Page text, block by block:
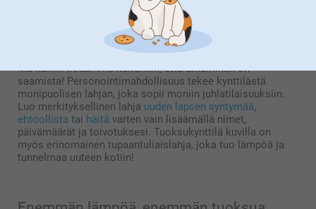
Perfekt stearinlys, perfekt gave til deg selv
og dine nærmeste
Tuoksukynttilä kuvilla voi olla täydellinen lahja itsellesi,
jotta voit hemmotella itseäsi sen ylellisillä ominaisuuksilla.
Me kaikki tiedämme kuitenkin, että antaminen on
saamista! Personointimahdollisuus tekee kynttilästä
monipuolisen lahjan, joka sopii moniin juhlatilaisuuksiin.
Luo merkityksellinen lahja uuden lapsen syntymää,
ehtoollista tai häitä varten vain lisäämällä nimet,
päivämäärät ja toivotuksesi. Tuoksukynttilä kuvilla on
myös erinomainen tupaantuliaislahja, joka tuo lämpöä ja
tunnelmaa uuteen kotiin!